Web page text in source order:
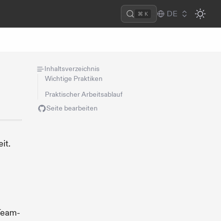
⌘ K DE
Inhaltsverzeichnis
Wichtige Praktiken
Praktischer Arbeitsablauf
Seite bearbeiten